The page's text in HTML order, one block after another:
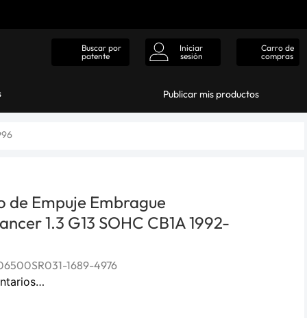
Buscar por
patente
Iniciar
sesión
Carro de
compras
Publicar mis productos
de Empuje Embrague
1.3 G13 SOHC CB1A 1992-
1689-4976